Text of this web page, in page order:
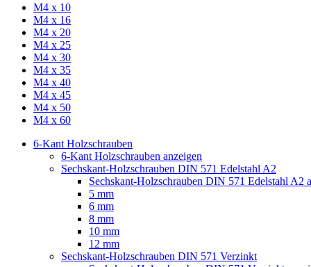
M4 x 10
M4 x 16
M4 x 20
M4 x 25
M4 x 30
M4 x 35
M4 x 40
M4 x 45
M4 x 50
M4 x 60
6-Kant Holzschrauben
6-Kant Holzschrauben anzeigen
Sechskant-Holzschrauben DIN 571 Edelstahl A2
Sechskant-Holzschrauben DIN 571 Edelstahl A2
5 mm
6 mm
8 mm
10 mm
12 mm
Sechskant-Holzschrauben DIN 571 Verzinkt